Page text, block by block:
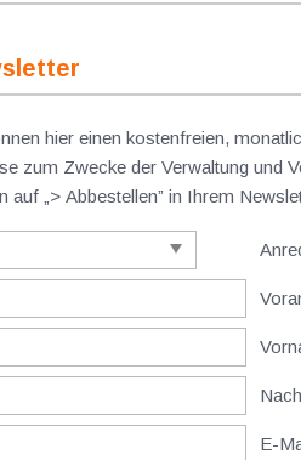
hier einen kostenfreien,
zum Zwecke der Verwaltung und
auf „> Abbestellen” in Ihrem
E-